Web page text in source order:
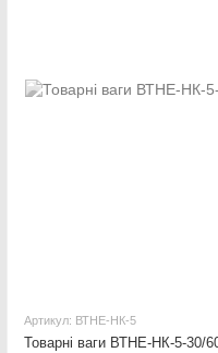
Артикул: ВТНЕ-НК-5
Товарні ваги ВТНЕ-НК-5-30/